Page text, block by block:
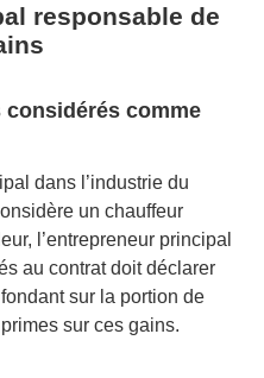
responsable de
comme
dans l’industrie du
un chauffeur
l’entrepreneur principal
au contrat doit déclarer
sur la portion de
sur ces gains.